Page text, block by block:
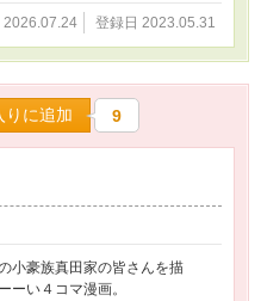
品は史実を元にしたフィクシ
ます。 【ゆっくりのんびり更
2026.07.24 登録日 2023.05.31
りに追加 9
小豪族真田家の皆さんを描
ーい４コマ漫画。